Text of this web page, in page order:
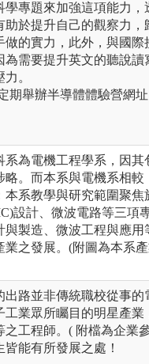
學專題來加強這項能力
助於提升自己的觀察力，
做的實力，此外，與國
為需要提升英文的聽說
。
期舉辦半導體體驗營網
系為電機工程學系，因
略。而本系與電機系相較
本系教學與研究範圍聚
設計、微波電路等三項
與製造、微波工程與應
業之發展。(附圖為本系
出路並非傳統職校從事
業眾所矚目的明星產業
之工程師。( 附檔為企業
能有所發展之處！